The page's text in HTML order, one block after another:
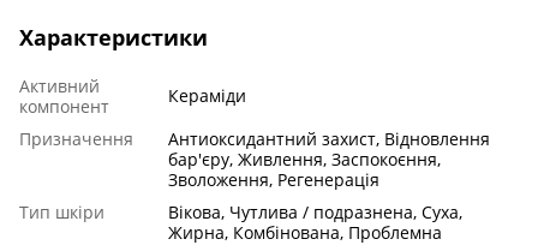
Характеристики
Активний
компонент
Кераміди
Призначення
Антиоксидантний захист, Відновлення
бар'єру, Живлення, Заспокоєння,
Зволоження, Регенерація
Тип шкіри
Вікова, Чутлива / подразнена, Суха,
Жирна, Комбінована, Проблемна